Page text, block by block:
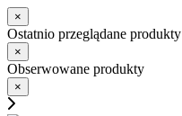
×
Ostatnio przeglądane produkty
×
Obserwowane produkty
×